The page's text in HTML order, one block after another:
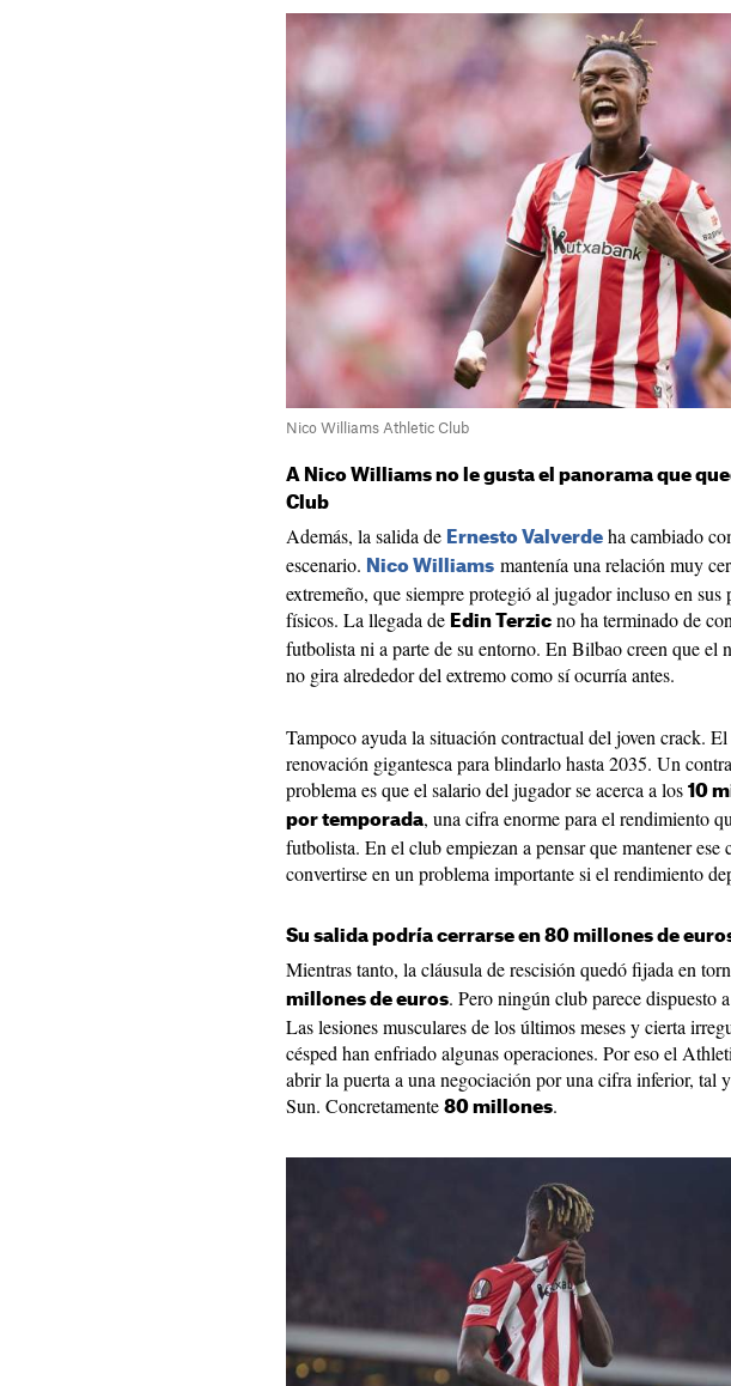
Nico Williams Athletic Club
A Nico Williams no le gusta el panorama que
Club
Además, la salida de Ernesto Valverde ha cambiado
escenario. Nico Williams mantenía una relación muy
extremeño, que siempre protegió al jugador incluso en sus
físicos. La llegada de Edin Terzic no ha terminado de
futbolista ni a parte de su entorno. En Bilbao creen que el
no gira alrededor del extremo como sí ocurría antes.
Tampoco ayuda la situación contractual del joven crack.
renovación gigantesca para blindarlo hasta 2035. Un
problema es que el salario del jugador se acerca a los 10
por temporada, una cifra enorme para el rendimiento
futbolista. En el club empiezan a pensar que mantener ese
convertirse en un problema importante si el rendimiento
Su salida podría cerrarse en 80 millones de
Mientras tanto, la cláusula de rescisión quedó fijada en
millones de euros. Pero ningún club parece dispuesto
Las lesiones musculares de los últimos meses y cierta
césped han enfriado algunas operaciones. Por eso el
abrir la puerta a una negociación por una cifra inferior, tal
Sun. Concretamente 80 millones.